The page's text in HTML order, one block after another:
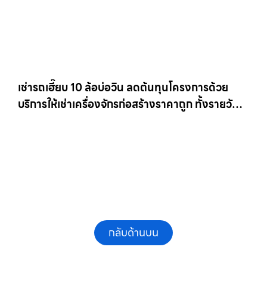
เช่ารถเฮี๊ยบ 10 ล้อบ่อวิน ลดต้นทุนโครงการด้วย
บริการให้เช่าเครื่องจักรก่อสร้างราคาถูก ทั้งรายวัน
กลับด้านบน